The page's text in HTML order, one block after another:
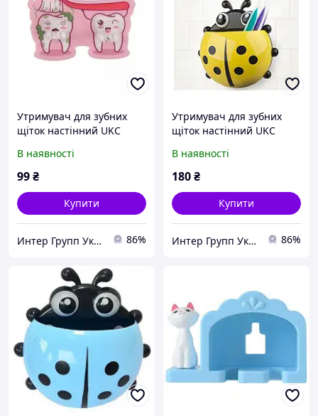
Утримувач для зубних
щіток настінний UKC
3-х зубних щіток Рожевий
(01329)
В наявності
99₴
Купити
Интер Групп Украина 86%
Утримувач для зубних
щіток настінний UKC
на трьох присосках
Жовтий (000992)
В наявності
180₴
Купити
Интер Групп Украина 86%